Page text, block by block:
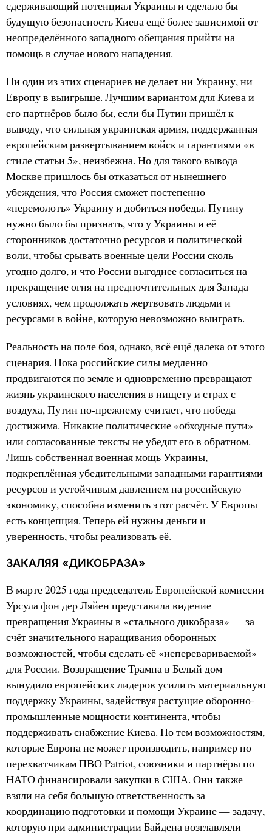
сдерживающий потенциал Украины и сделало бы
будущую безопасность Киева ещё более зависимой от
неопределённого западного обещания прийти на
помощь в случае нового нападения.
Ни один из этих сценариев не делает ни Украину, ни
Европу в выигрыше. Лучшим вариантом для Киева и
его партнёров было бы, если бы Путин пришёл к
выводу, что сильная украинская армия, поддержанная
европейским развертыванием войск и гарантиями «в
стиле статьи 5», неизбежна. Но для такого вывода
Москве пришлось бы отказаться от нынешнего
убеждения, что Россия сможет постепенно
«перемолоть» Украину и добиться победы. Путину
нужно было бы признать, что у Украины и её
сторонников достаточно ресурсов и политической
воли, чтобы срывать военные цели России сколь
угодно долго, и что России выгоднее согласиться на
прекращение огня на предпочтительных для Запада
условиях, чем продолжать жертвовать людьми и
ресурсами в войне, которую невозможно выиграть.
Реальность на поле боя, однако, всё ещё далека от этого
сценария. Пока российские силы медленно
продвигаются по земле и одновременно превращают
жизнь украинского населения в нищету и страх с
воздуха, Путин по-прежнему считает, что победа
достижима. Никакие политические «обходные пути»
или согласованные тексты не убедят его в обратном.
Лишь собственная военная мощь Украины,
подкреплённая убедительными западными гарантиями
ресурсов и устойчивым давлением на российскую
экономику, способна изменить этот расчёт. У Европы
есть концепция. Теперь ей нужны деньги и
уверенность, чтобы реализовать её.
ЗАКАЛЯЯ «ДИКОБРАЗА»
В марте 2025 года председатель Европейской комиссии
Урсула фон дер Ляйен представила видение
превращения Украины в «стального дикобраза» — за
счёт значительного наращивания оборонных
возможностей, чтобы сделать её «неперевариваемой»
для России. Возвращение Трампа в Белый дом
вынудило европейских лидеров усилить материальную
поддержку Украины, задействуя растущие оборонно-
промышленные мощности континента, чтобы
поддерживать снабжение Киева. По тем возможностям,
которые Европа не может производить, например по
перехватчикам ПВО Patriot, союзники и партнёры по
НАТО финансировали закупки в США. Они также
взяли на себя большую ответственность за
координацию подготовки и помощи Украине — задачу,
которую при администрации Байдена возглавляли